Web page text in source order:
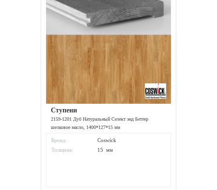
Ступени
2159-1201 Дуб Натуральный Селект энд Беттер
шелковое масло, 1400*127*15 мм
Бренд:
Coswick
Толщина:
15 мм